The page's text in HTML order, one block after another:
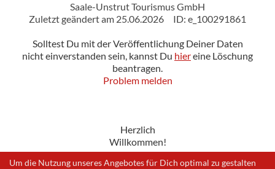
Saale-Unstrut Tourismus GmbH
Zuletzt geändert am 25.06.2026
ID: e_100291861
Solltest Du mit der Veröffentlichung Deiner Daten
nicht einverstanden sein, kannst Du hiereine Löschung
beantragen.
Problem melden
Herzlich
Willkommen!
Um die Nutzung unseres Angebotes für Dich optimal zu gestalten